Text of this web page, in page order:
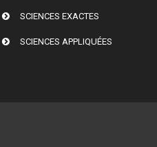
SCIENCES EXACTES
SCIENCES APPLIQUÉES